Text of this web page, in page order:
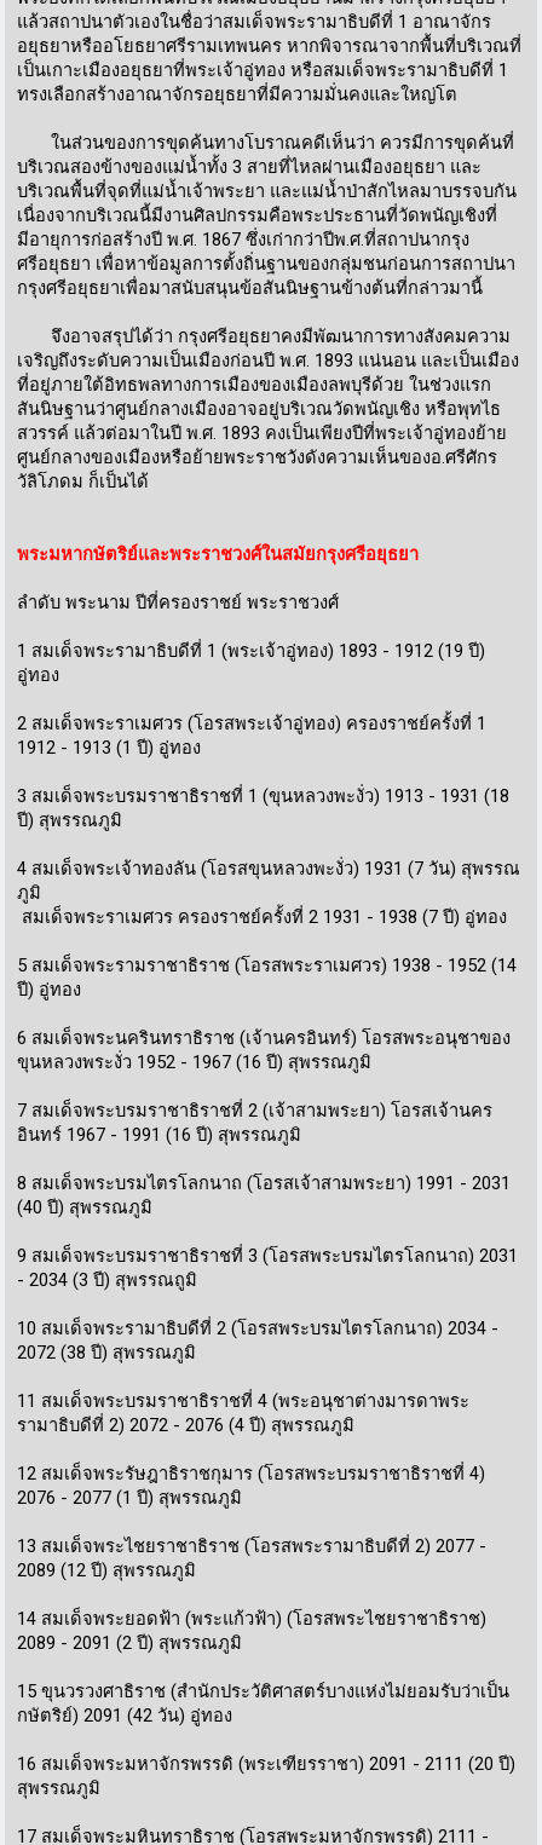
แล้วสถาปนาตัวเองในชื่อว่าสมเด็จพระรามาธิบดีที่ 1 อาณาจักร
อยุธยาหรืออโยธยาศรีรามเทพนคร หากพิจารณาจากพื้นที่บริเวณที่
เป็นเกาะเมืองอยุธยาที่พระเจ้าอู่ทอง หรือสมเด็จพระรามาธิบดีที่ 1
ทรงเลือกสร้างอาณาจักรอยุธยาที่มีความมั่นคงและใหญ่โต
ในส่วนของการขุดค้นทางโบราณคดีเห็นว่า ควรมีการขุดค้นที่
บริเวณสองข้างของแม่น้ำทั้ง 3 สายที่ไหลผ่านเมืองอยุธยา และ
บริเวณพื้นที่จุดที่แม่น้ำเจ้าพระยา และแม่น้ำป่าสักไหลมาบรรจบกัน
เนื่องจากบริเวณนี้มีงานศิลปกรรมคือพระประธานที่วัดพนัญเชิงที่
มีอายุการก่อสร้างปี พ.ศ. 1867 ซึ่งเก่ากว่าปีพ.ศ.ที่สถาปนากรุง
ศรีอยุธยา เพื่อหาข้อมูลการตั้งถิ่นฐานของกลุ่มชนก่อนการสถาปนา
กรุงศรีอยุธยาเพื่อมาสนับสนุนข้อสันนิษฐานข้างต้นที่กล่าวมานี้
จึงอาจสรุปได้ว่า กรุงศรีอยุธยาคงมีพัฒนาการทางสังคมความ
เจริญถึงระดับความเป็นเมืองก่อนปี พ.ศ. 1893 แน่นอน และเป็นเมือง
ที่อยู่ภายใต้อิทธพลทางการเมืองของเมืองลพบุรีด้วย ในช่วงแรก
สันนิษฐานว่าศูนย์กลางเมืองอาจอยู่บริเวณวัดพนัญเชิง หรือพุทไธ
สวรรค์ แล้วต่อมาในปี พ.ศ. 1893 คงเป็นเพียงปีที่พระเจ้าอู่ทองย้าย
ศูนย์กลางของเมืองหรือย้ายพระราชวังดังความเห็นของอ.ศรีศักร
วัลิโภดม ก็เป็นได้
พระมหากษัตริย์และพระราชวงศ์ในสมัยกรุงศรีอยุธยา
ลำดับ พระนาม ปีที่ครองราชย์ พระราชวงศ์
1 สมเด็จพระรามาธิบดีที่ 1 (พระเจ้าอู่ทอง) 1893 - 1912 (19 ปี)
อู่ทอง
2 สมเด็จพระราเมศวร (โอรสพระเจ้าอู่ทอง) ครองราชย์ครั้งที่ 1
1912 - 1913 (1 ปี) อู่ทอง
3 สมเด็จพระบรมราชาธิราชที่ 1 (ขุนหลวงพะงั่ว) 1913 - 1931 (18
ปี) สุพรรณภูมิ
4 สมเด็จพระเจ้าทองลัน (โอรสขุนหลวงพะงั่ว) 1931 (7 วัน) สุพรรณ
ภูมิ
สมเด็จพระราเมศวร ครองราชย์ครั้งที่ 2 1931 - 1938 (7 ปี) อู่ทอง
5 สมเด็จพระรามราชาธิราช (โอรสพระราเมศวร) 1938 - 1952 (14
ปี) อู่ทอง
6 สมเด็จพระนครินทราธิราช (เจ้านครอินทร์) โอรสพระอนุชาของ
ขุนหลวงพระงั่ว 1952 - 1967 (16 ปี) สุพรรณภูมิ
7 สมเด็จพระบรมราชาธิราชที่ 2 (เจ้าสามพระยา) โอรสเจ้านคร
อินทร์ 1967 - 1991 (16 ปี) สุพรรณภูมิ
8 สมเด็จพระบรมไตรโลกนาถ (โอรสเจ้าสามพระยา) 1991 - 2031
(40 ปี) สุพรรณภูมิ
9 สมเด็จพระบรมราชาธิราชที่ 3 (โอรสพระบรมไตรโลกนาถ) 2031
- 2034 (3 ปี) สุพรรณถูมิ
10 สมเด็จพระรามาธิบดีที่ 2 (โอรสพระบรมไตรโลกนาถ) 2034 -
2072 (38 ปี) สุพรรณภูมิ
11 สมเด็จพระบรมราชาธิราชที่ 4 (พระอนุชาต่างมารดาพระ
รามาธิบดีที่ 2) 2072 - 2076 (4 ปี) สุพรรณภูมิ
12 สมเด็จพระรัษฎาธิราชกุมาร (โอรสพระบรมราชาธิราชที่ 4)
2076 - 2077 (1 ปี) สุพรรณภูมิ
13 สมเด็จพระไชยราชาธิราช (โอรสพระรามาธิบดีที่ 2) 2077 -
2089 (12 ปี) สุพรรณภูมิ
14 สมเด็จพระยอดฟ้า (พระแก้วฟ้า) (โอรสพระไชยราชาธิราช)
2089 - 2091 (2 ปี) สุพรรณภูมิ
15 ขุนวรวงศาธิราช (สำนักประวัติศาสตร์บางแห่งไม่ยอมรับว่าเป็น
กษัตริย์) 2091 (42 วัน) อู่ทอง
16 สมเด็จพระมหาจักรพรรดิ (พระเฑียรราชา) 2091 - 2111 (20 ปี)
สุพรรณภูมิ
17 สมเด็จพระมหินทราธิราช (โอรสพระมหาจักรพรรดิ) 2111 -